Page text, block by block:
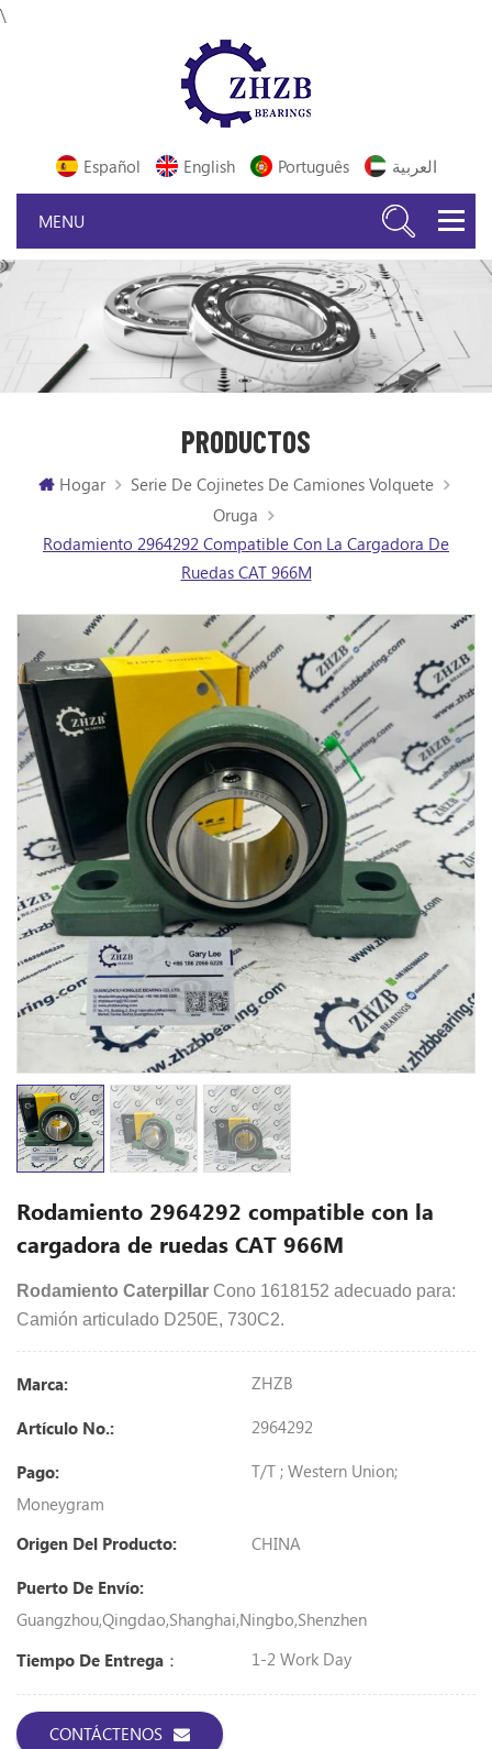
\
Español English Português العربية
PRODUCTOS
Hogar
Serie De Cojinetes De Camiones Volquete
Oruga
Rodamiento 2964292 Compatible Con La Cargadora De
Ruedas CAT 966M
Rodamiento 2964292 compatible con la
cargadora de ruedas CAT 966M
Rodamiento Caterpillar Cono 1618152 adecuado para:
Camión articulado D250E, 730C2.
Marca: ZHZB
Artículo No.: 2964292
Pago:
T/T ; Western Union;
Moneygram
Origen Del Producto:
CHINA
Puerto De Envío:
Guangzhou,Qingdao,Shanghai,Ningbo,Shenzhen
Tiempo De Entrega：
1-2 Work Day
CONTÁCTENOS